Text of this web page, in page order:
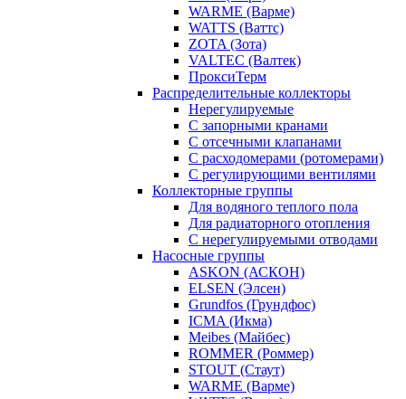
WARME (Варме)
WATTS (Ваттс)
ZOTA (Зота)
VALTEC (Валтек)
ПроксиТерм
Распределительные коллекторы
Нерегулируемые
С запорными кранами
С отсечными клапанами
С расходомерами (ротомерами)
С регулирующими вентилями
Коллекторные группы
Для водяного теплого пола
Для радиаторного отопления
С нерегулируемыми отводами
Насосные группы
ASKON (АСКОН)
ELSEN (Элсен)
Grundfos (Грундфос)
ICMA (Икма)
Meibes (Майбес)
ROMMER (Роммер)
STOUT (Стаут)
WARME (Варме)